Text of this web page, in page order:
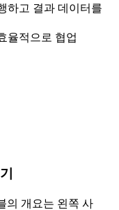
하고 결과 데이터를
율적으로 협업
의 개요는 왼쪽 사